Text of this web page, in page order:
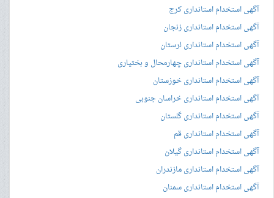
آگهی استخدام استانداری کرج
آگهی استخدام استانداری زنجان
آگهی استخدام استانداری لرستان
آگهی استخدام استانداری چهارمحال و بختیاری
آگهی استخدام استانداری خوزستان
آگهی استخدام استانداری خراسان جنوبی
آگهی استخدام استانداری گلستان
آگهی استخدام استانداری قم
آگهی استخدام استانداری گیلان
آگهی استخدام استانداری مازندران
آگهی استخدام استانداری سمنان